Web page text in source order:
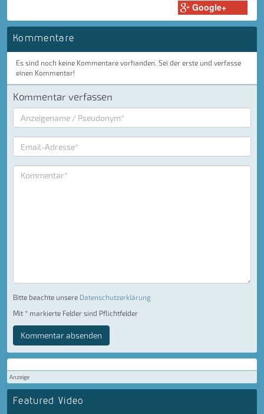
Google+
Kommentare
Es sind noch keine Kommentare vorhanden. Sei der erste und verfasse
einen Kommentar!
Kommentar verfassen
Bitte beachte unsere Datenschutzerklärung
Mit * markierte Felder sind Pflichtfelder
Kommentar absenden
Anzeige
Featured Video